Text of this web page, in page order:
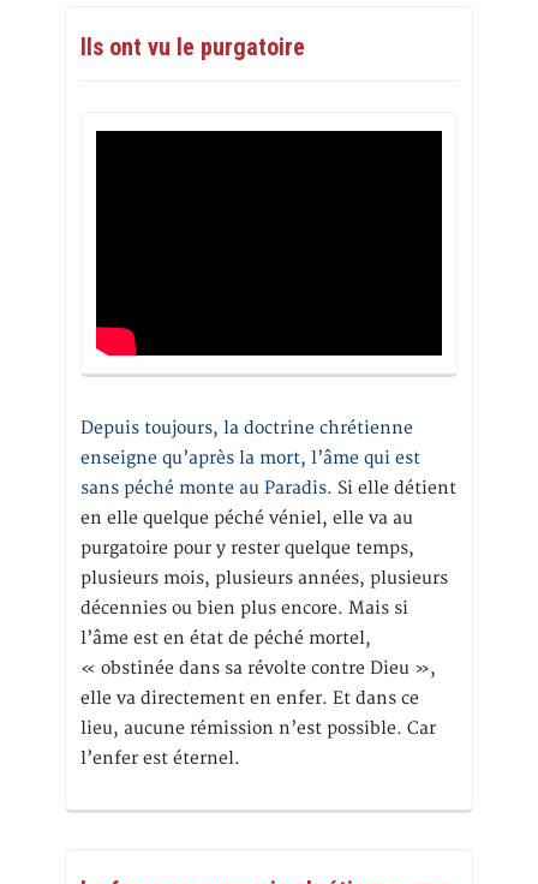
Ils ont vu le purgatoire
Depuis toujours, la doctrine chrétienne
enseigne qu’après la mort, l’âme qui est
sans péché monte au Paradis. Si elle détient
en elle quelque péché véniel, elle va au
purgatoire pour y rester quelque temps,
plusieurs mois, plusieurs années, plusieurs
décennies ou bien plus encore. Mais si
l’âme est en état de péché mortel,
« obstinée dans sa révolte contre Dieu »,
elle va directement en enfer. Et dans ce
lieu, aucune rémission n’est possible. Car
l’enfer est éternel.